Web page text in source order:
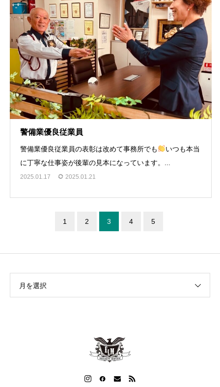
警備業優良従業員
警備業優良従業員の表彰は改めて事務所でも
いつも本当
に丁寧な仕事姿が後輩の見本になっています。...
2025.01.17 2025.01.21
1 2 3 4 5
月を選択